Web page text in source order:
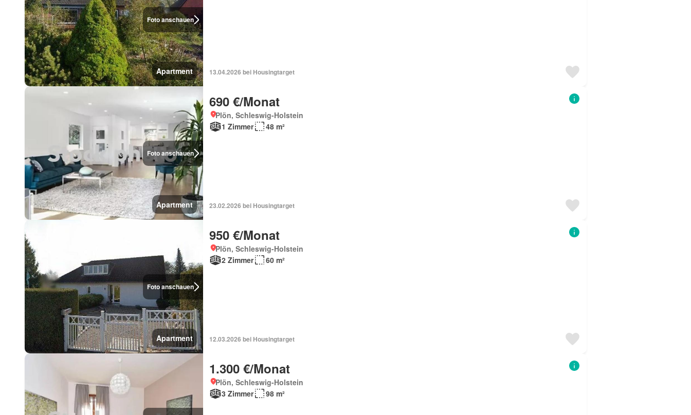
Foto anschauen
Apartment 13.04.2026 bei Housingtarget
Foto anschauen
Apartment
690 €/Monat
Plön, Schleswig-Holstein
1 Zimmer
48 m²
23.02.2026 bei Housingtarget
Foto anschauen
Apartment
950 €/Monat
Plön, Schleswig-Holstein
2 Zimmer
60 m²
12.03.2026 bei Housingtarget
1.300 €/Monat
Plön, Schleswig-Holstein
3 Zimmer
98 m²